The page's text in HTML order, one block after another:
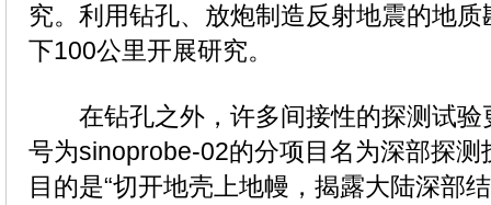
究。利用钻孔、放炮制造反射地震的地
下100公里开展研究。
在钻孔之外，许多间接性的探测试验
号为sinoprobe-02的分项目名为深部探测
目的是“切开地壳上地幔，揭露大陆深部